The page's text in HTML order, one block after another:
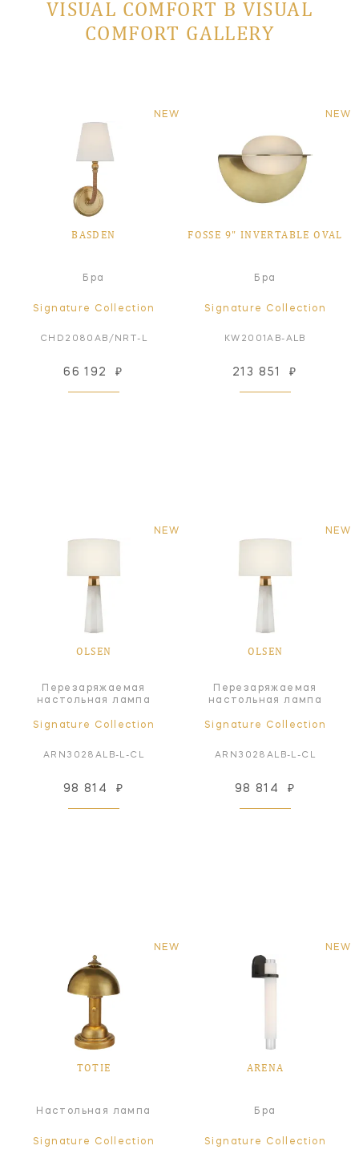
VISUAL COMFORT В VISUAL
COMFORT GALLERY
NEW
BASDEN
Бра
Signature Collection
CHD2080AB/NRT-L
66 192 ₽
NEW
FOSSE 9" INVERTABLE OVAL
Бра
Signature Collection
KW2001AB-ALB
213 851 ₽
NEW
OLSEN
Перезаряжаемая
настольная лампа
Signature Collection
ARN3028ALB-L-CL
98 814 ₽
NEW
OLSEN
Перезаряжаемая
настольная лампа
Signature Collection
ARN3028ALB-L-CL
98 814 ₽
NEW
TOTIE
Настольная лампа
Signature Collection
NEW
ARENA
Бра
Signature Collection